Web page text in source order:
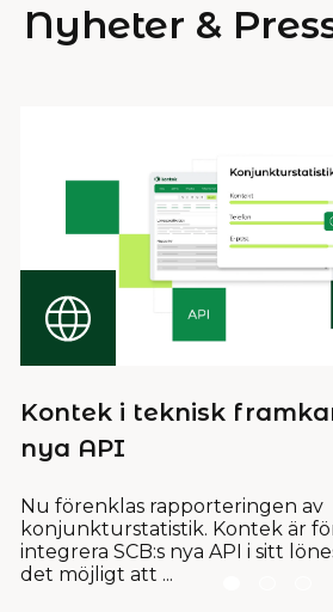
Nyheter &
Kontek i teknisk
nya API
Nu förenklas rapporteringen av
konjunkturstatistik. Kontek är
integrera SCB:s nya API i sitt
det möjligt att ...